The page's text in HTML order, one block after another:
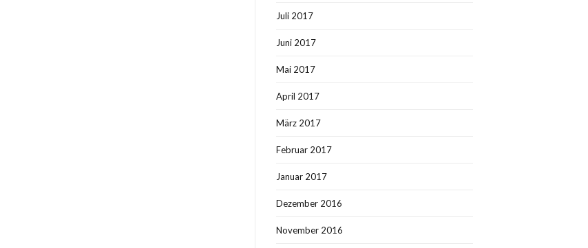
Juli 2017
Juni 2017
Mai 2017
April 2017
März 2017
Februar 2017
Januar 2017
Dezember 2016
November 2016